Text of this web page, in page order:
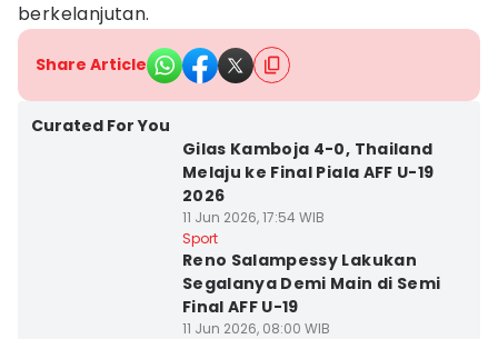
berkelanjutan.
Share Article
Curated For You
Gilas Kamboja 4-0, Thailand
Melaju ke Final Piala AFF U-19
2026
11 Jun 2026, 17:54 WIB
Sport
Reno Salampessy Lakukan
Segalanya Demi Main di Semi
Final AFF U-19
11 Jun 2026, 08:00 WIB